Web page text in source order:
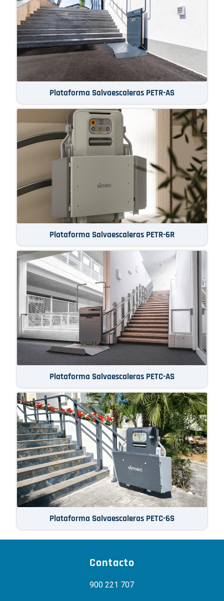
Plataforma Salvaescaleras PETR-AS
Plataforma Salvaescaleras PETR-6R
Plataforma Salvaescaleras PETC-AS
Plataforma Salvaescaleras PETC-6S
Contacto
900 221 707